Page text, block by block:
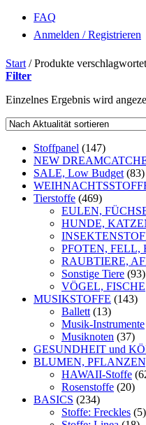
FAQ
Anmelden / Registrieren
Start /Produkte
Filter
Einzelnes Ergebnis wird
Stoffpanel (147)
NEW
SALE, Low Budget (83)
Tierstoffe (469)
EULEN,
HUNDE,
PFOTEN, FELL,
RAUBTIERE,
Sonstige Tiere (93)
VÖGEL, FISCHE
MUSIKSTOFFE (143)
Ballett (13)
Musik-Instrumente
Musiknoten (37)
GESUNDHEIT und
BLUMEN,
HAWAII-Stoffe
Rosenstoffe (20)
BASICS (234)
Stoffe: Freckles (5)